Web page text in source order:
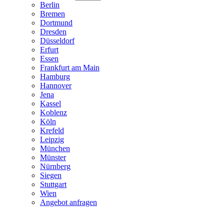
Berlin
Bremen
Dortmund
Dresden
Düsseldorf
Erfurt
Essen
Frankfurt am Main
Hamburg
Hannover
Jena
Kassel
Koblenz
Köln
Krefeld
Leipzig
München
Münster
Nürnberg
Siegen
Stuttgart
Wien
Angebot anfragen